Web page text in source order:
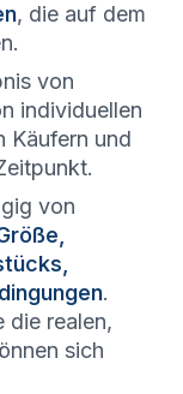
, die auf dem
von
individuellen
Käufern und
von
.
die realen,
sich